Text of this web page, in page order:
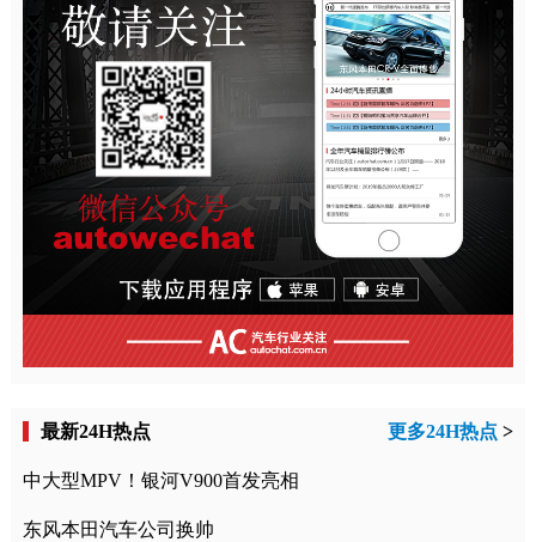
最新24H热点 更多24H热点 >
中大型MPV！银河V900首发亮相
东风本田汽车公司换帅